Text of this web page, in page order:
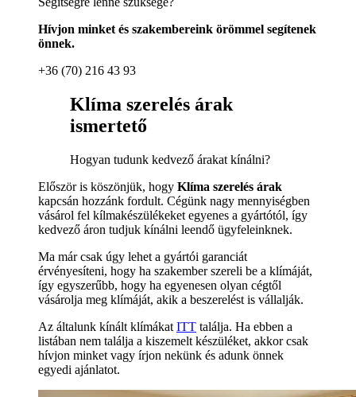
Hívjon minket és szakembereink örömmel segítenek
önnek.
+36 (70) 216 43 93
Klíma szerelés árak
ismertető
Hogyan tudunk kedvező árakat kínálni?
Először is köszönjük, hogy Klíma szerelés árak
kapcsán hozzánk fordult. Cégünk nagy mennyiségben
vásárol fel kílmakészülékeket egyenes a gyártótól, így
kedvező áron tudjuk kínálni leendő ügyfeleinknek.
Ma már csak úgy lehet a gyártói garanciát
érvényesíteni, hogy ha szakember szereli be a klímáját,
így egyszerűbb, hogy ha egyenesen olyan cégtől
vásárolja meg klímáját, akik a beszerelést is vállalják.
Az általunk kínált klímákat ITT találja. Ha ebben a
listában nem találja a kiszemelt készüléket, akkor csak
hívjon minket vagy írjon nekünk és adunk önnek
egyedi ajánlatot.